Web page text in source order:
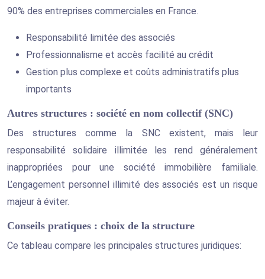
90% des entreprises commerciales en France.
Responsabilité limitée des associés
Professionnalisme et accès facilité au crédit
Gestion plus complexe et coûts administratifs plus
importants
Autres structures : société en nom collectif (SNC)
Des structures comme la SNC existent, mais leur
responsabilité solidaire illimitée les rend généralement
inappropriées pour une société immobilière familiale.
L’engagement personnel illimité des associés est un risque
majeur à éviter.
Conseils pratiques : choix de la structure
Ce tableau compare les principales structures juridiques: